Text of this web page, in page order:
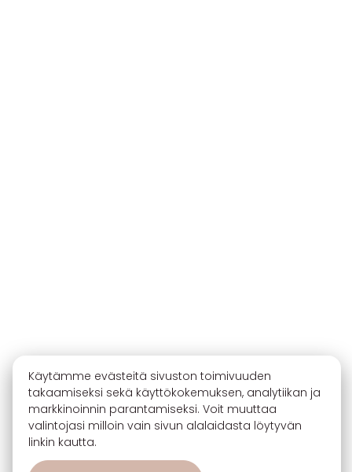
Käytämme evästeitä sivuston toimivuuden
takaamiseksi sekä käyttökokemuksen, analytiikan ja
markkinoinnin parantamiseksi. Voit muuttaa
valintojasi milloin vain sivun alalaidasta löytyvän
linkin kautta.